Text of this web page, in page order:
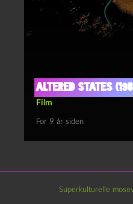
Altered States
Film
For 9 år siden
Superkulturelle